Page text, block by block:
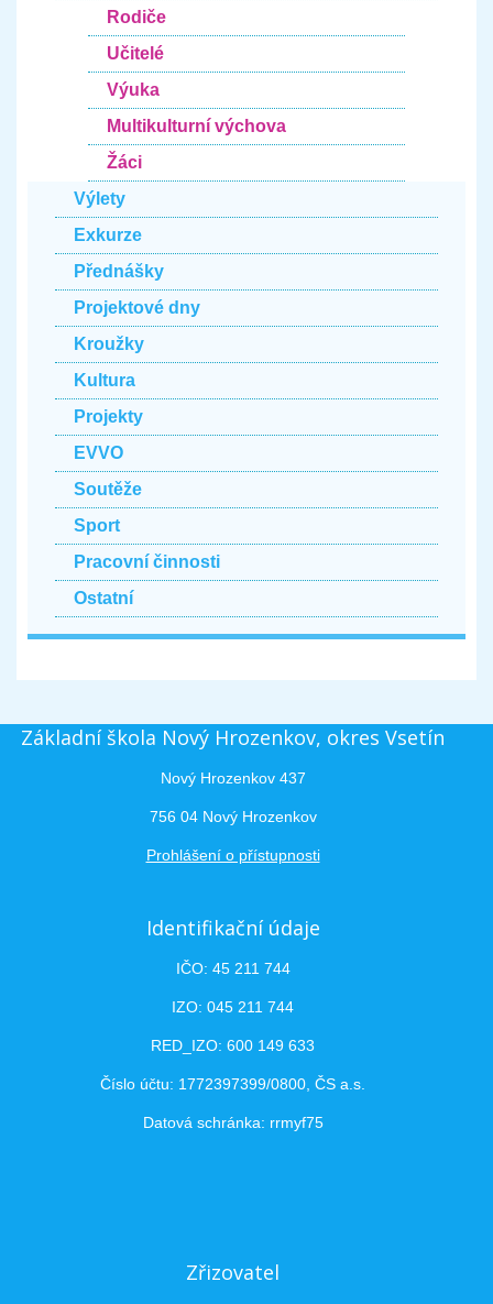
Rodiče
Učitelé
Výuka
Multikulturní výchova
Žáci
Výlety
Exkurze
Přednášky
Projektové dny
Kroužky
Kultura
Projekty
EVVO
Soutěže
Sport
Pracovní činnosti
Ostatní
Základní škola Nový Hrozenkov, okres Vsetín
Nový Hrozenkov 437
756 04 Nový Hrozenkov
Prohlášení o přístupnosti
Identifikační údaje
IČO: 45 211 744
IZO: 045 211 744
RED_IZO: 600 149 633
Číslo účtu: 1772397399/0800, ČS a.s.
Datová schránka: rrmyf75
Zřizovatel